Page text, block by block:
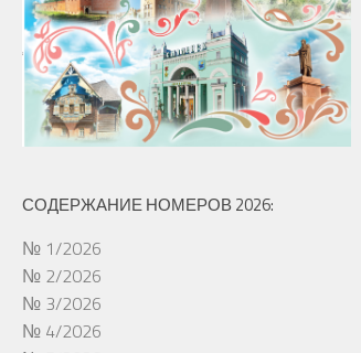
СОДЕРЖАНИЕ НОМЕРОВ 2026:
№ 1/2026
№ 2/2026
№ 3/2026
№ 4/2026